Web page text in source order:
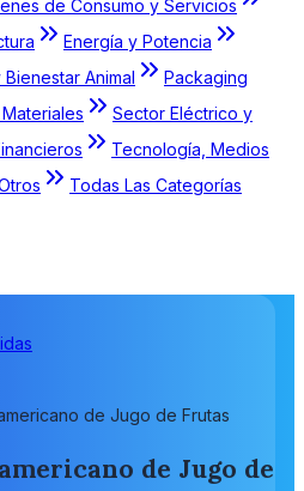
de Consumo y Servicios
Energía y Potencia
Animal
Packaging
Sector Eléctrico y
Tecnología, Medios
Todas Las Categorías
de Jugo de Frutas
de Jugo de